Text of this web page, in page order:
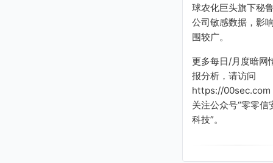
球农化巨头旗下秘
公司敏感数据，影
围较广。
更多每日/月度暗网
报分析，请访问
https://00sec.com
关注公众号“零零信
科技”。